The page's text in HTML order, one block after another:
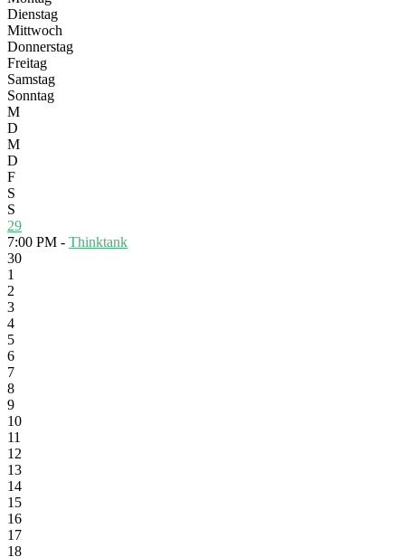
Dienstag
Mittwoch
Donnerstag
Freitag
Samstag
Sonntag
M
D
M
D
F
S
S
29
7:00 PM - Thinktank
30
1
2
3
4
5
6
7
8
9
10
11
12
13
14
15
16
17
18